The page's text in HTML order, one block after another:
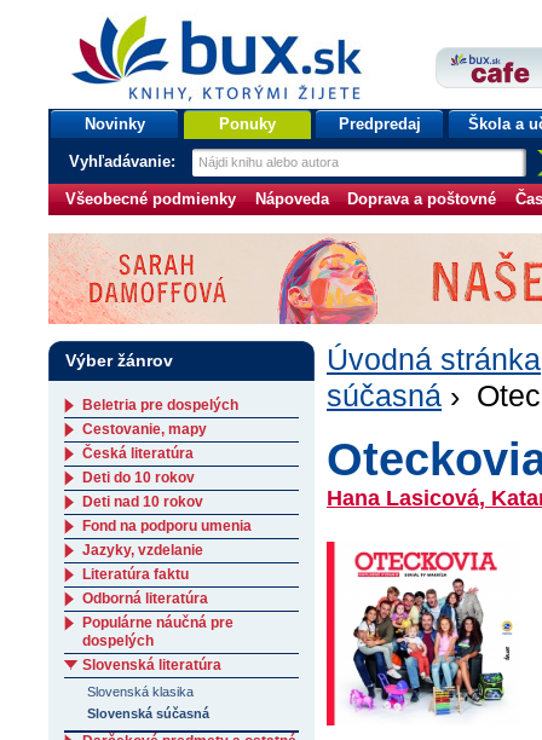
bux.sk
knihy, ktorými žijete
Úvodná stránka
Novinky Ponuky Predpredaj Škola a
Vyhľadávanie:
Všeobecné podmienky Nápoveda Doprava a poštovné
Úvodná stránka
súčasná ›
Hana Lasicová,
Výber žánrov
Beletria pre dospelých
Cestovanie, mapy
Česká literatúra
Deti do 10 rokov
Deti nad 10 rokov
Fond na podporu umenia
Jazyky, vzdelanie
Literatúra faktu
Odborná literatúra
Populárne náučná pre
dospelých
Slovenská literatúra
Slovenská klasika
Slovenská súčasná